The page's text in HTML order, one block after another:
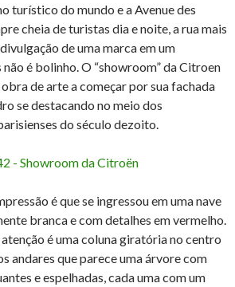
turístico do mundo e a Avenue des
cheia de turistas dia e noite, a rua mais
de uma marca em um
é bolinho. O “showroom” da Citroen
de arte a começar por sua fachada
se destacando no meio dos
do século dezoito.
é que se ingressou em uma nave
branca e com detalhes em vermelho.
é uma coluna giratória no centro
andares que parece uma árvore com
e espelhadas, cada uma com um